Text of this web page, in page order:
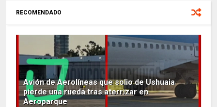
RECOMENDADO
Avión de Aerolíneas que solio de Ushuaia
pierde una rueda tras aterrizar en
Aeroparque